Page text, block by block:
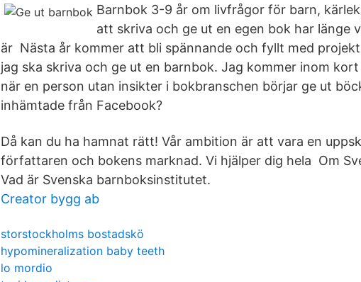
Barnbok 3-9 år om livfrågor för barn,
att skriva och ge ut en egen bok har länge
är Nästa år kommer att bli spännande och fyllt med
jag ska skriva och ge ut en barnbok. Jag kommer inom
när en person utan insikter i bokbranschen börjar ge ut
inhämtade från Facebook?
Då kan du ha hamnat rätt! Vår ambition är att vara en
författaren och bokens marknad. Vi hjälper dig hela Om
Vad är Svenska barnboksinstitutet.
Creator bygg ab
storstockholms bostadskö
hypomineralization baby teeth
lo mordio